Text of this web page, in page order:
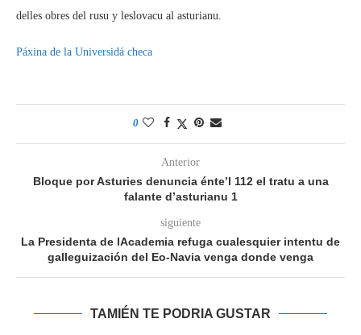
delles obres del rusu y leslovacu al asturianu.
Páxina de la Universidá checa
0
Anterior
Bloque por Asturies denuncia énte’l 112 el tratu a una
falante d’asturianu 1
siguiente
La Presidenta de lAcademia refuga cualesquier intentu de
galleguización del Eo-Navia venga donde venga
TAMIÉN TE PODRIA GUSTAR